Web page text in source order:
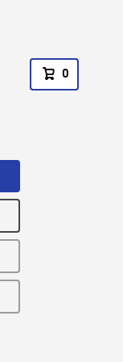
0